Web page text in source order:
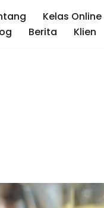
Kelas Online
Berita Klien